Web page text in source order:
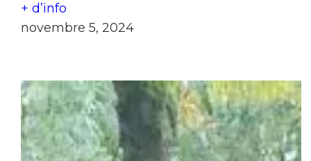
+ d’info
novembre 5, 2024